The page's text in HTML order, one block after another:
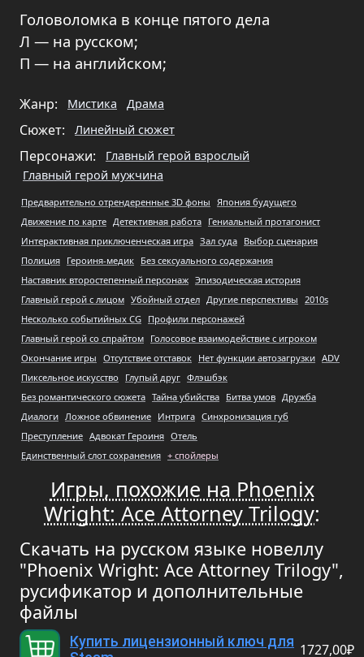
Головоломка в конце пятого дела
Л — на русском;
П — на английском;
Жанр: Мистика Драма
Сюжет: Линейный сюжет
Персонажи:
Главный герой взрослый
Главный герой мужчина
Предварительно отрендеренные 3D фоны Япония будущего
Движение по карте Детективная работа Гениальный протагонист
Интерактивная приключенческая игра Зал суда Выбор сценария
Полиция Героиня-медик Без сексуального содержания
Наставник второстепенный персонаж Эпизодическая история
Главный герой с лицом Убойный отдел Другие перспективы 2010s
Несколько событийных CG Профили персонажей
Главный герой со спрайтом Голосовое взаимодействие с игроком
Окончание игры Отсутствие отставок Нет функции автозагрузки ADV
Пиксельное искусство Глупый друг Флэшбэк
Без романтического сюжета Тайна убийства Битва умов Дружба
Диалоги Ложное обвинение Интрига Синхронизация губ
Преступление Адвокат Героиня Отель
Единственный слот сохранения + спойлеры
Игры, похожие на Phoenix
Wright: Ace Attorney Trilogy:
Скачать на русском языке новеллу
"Phoenix Wright: Ace Attorney Trilogy",
русификатор и дополнительные
файлы
Купить лицензионный ключ для 1727,00₽